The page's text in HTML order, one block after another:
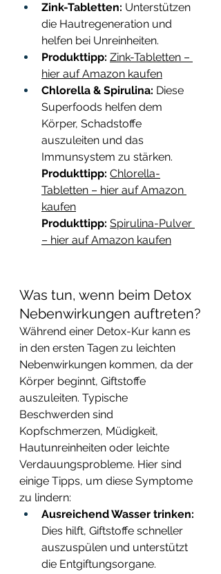
Zink-Tabletten: Unterstützen
die Hautregeneration und
helfen bei Unreinheiten.
Produkttipp: Zink-Tabletten –
hier auf Amazon kaufen
Chlorella & Spirulina: Diese
Superfoods helfen dem
Körper, Schadstoffe
auszuleiten und das
Immunsystem zu stärken.
Produkttipp: Chlorella-
Tabletten – hier auf Amazon
kaufen
Produkttipp: Spirulina-Pulver
– hier auf Amazon kaufen
Was tun, wenn beim Detox
Nebenwirkungen auftreten?
Während einer Detox-Kur kann es
in den ersten Tagen zu leichten
Nebenwirkungen kommen, da der
Körper beginnt, Giftstoffe
auszuleiten. Typische
Beschwerden sind
Kopfschmerzen, Müdigkeit,
Hautunreinheiten oder leichte
Verdauungsprobleme. Hier sind
einige Tipps, um diese Symptome
zu lindern:
Ausreichend Wasser trinken:
Dies hilft, Giftstoffe schneller
auszuspülen und unterstützt
die Entgiftungsorgane.